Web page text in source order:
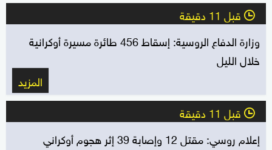
l قبل 11 دقيقة
وزارة الدفاع الروسية: إسقاط 456 طائرة مسيرة أوكرانية
خلال الليل
المزيد
l قبل 11 دقيقة
إعلام روسي: مقتل 12 وإصابة 39 إثر هجوم أوكراني